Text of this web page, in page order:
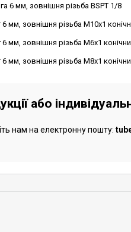
6 мм, зовнішня різьба BSPT 1/8
мм, зовнішня різьба M10x1
мм, зовнішня різьба M6x1
мм, зовнішня різьба M8x1
або
нам на електронну пошту: